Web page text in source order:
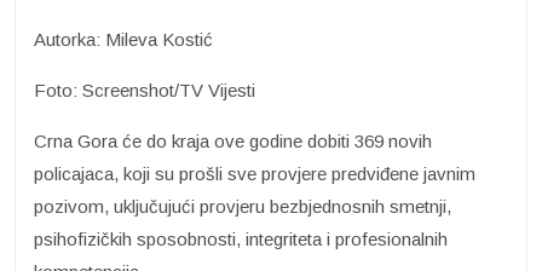
Autorka: Mileva Kostić
Foto: Screenshot/TV Vijesti
Crna Gora će do kraja ove godine dobiti 369 novih
policajaca, koji su prošli sve provjere predviđene javnim
pozivom, uključujući provjeru bezbjednosnih smetnji,
psihofizičkih sposobnosti, integriteta i profesionalnih